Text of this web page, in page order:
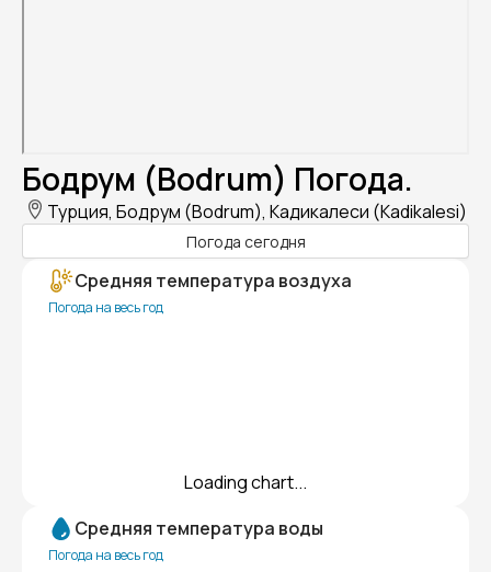
Бодрум (Bodrum) Погода.
Турция, Бодрум (Bodrum), Кадикалеси (Kadikalesi)
Погода сегодня
Средняя температура воздуха
Погода на весь год
Loading chart...
Средняя температура воды
Погода на весь год